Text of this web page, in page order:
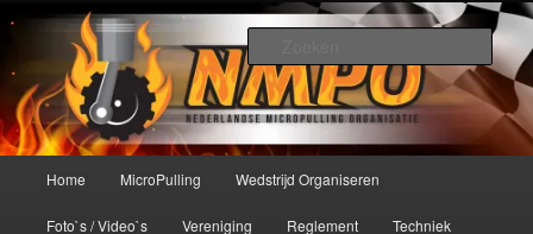
primaire
inhoudNederlandse MicroPulling
Organisatie
De meest krachtige modelbouwsport ter wereld!
Home MicroPulling Wedstrijd Organiseren
Foto`s / Video`s Vereniging Reglement Techniek